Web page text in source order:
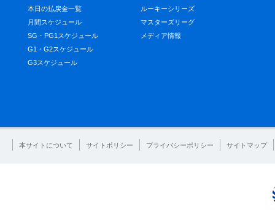
本日の払戻金一覧
月間スケジュール
SG・PG1スケジュール
G1・G2スケジュール
G3スケジュール
ルーキーシリーズ
マスターズリーグ
メディア情報
本サイトについて サイトポリシー プライバシーポリシー サイトマップ